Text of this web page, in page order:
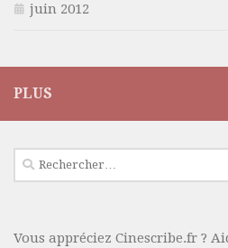
juin 2012
PLUS
Rechercher :
Vous appréciez Cinescribe.fr ?